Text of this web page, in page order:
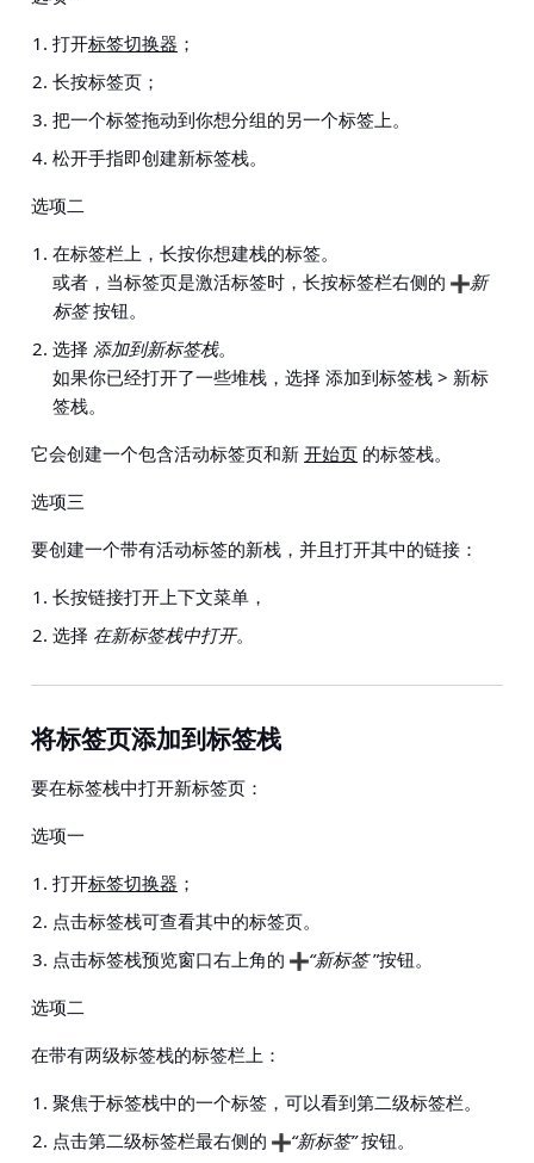
打开标签切换器 ；
长按标签页；
把一个标签拖动到你想分组的另一个标签上。
松开手指即创建新标签栈。
选项二
在标签栏上，长按你想建栈的标签。
或者，当标签页是激活标签时，长按标签栏右侧的
新
标签按钮。
选择 添加到新标签栈。
如果你已经打开了一些堆栈，选择 添加到标签栈 > 新标
签栈。
它会创建一个包含活动标签页和新 开始页 的标签栈。
选项三
要创建一个带有活动标签的新栈，并且打开其中的链接：
长按链接打开上下文菜单，
选择 在新标签栈中打开。
将标签页添加到标签栈
要在标签栈中打开新标签页：
选项一
打开标签切换器 ；
点击标签栈可查看其中的标签页。
点击标签栈预览窗口右上角的
“新标签”按钮。
选项二
在带有两级标签栈的标签栏上：
聚焦于标签栈中的一个标签，可以看到第二级标签栏。
点击第二级标签栏最右侧的
“新标签”按钮。